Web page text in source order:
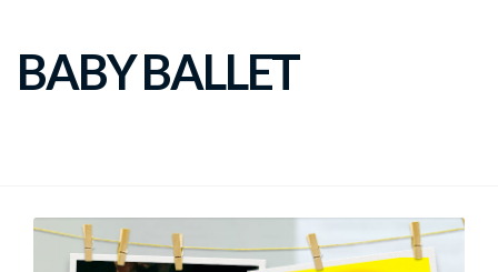
BABY BALLET